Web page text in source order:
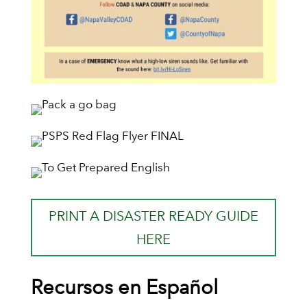
PRINT A DISASTER READY GUIDE
HERE
Recursos en Español